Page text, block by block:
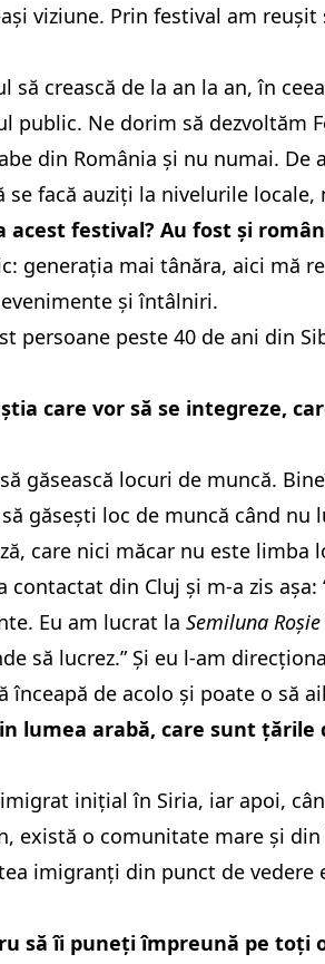
viziune. Prin festival am
să crească de la an la an, în
public. Ne dorim să dezvoltăm
din România și nu numai. De
facă auziți la nivelurile
acest festival? Au fost și
generația mai tânăra, aici mă
și întâlniri.
persoane peste 40 de ani din
care vor să se integreze,
găsească locuri de muncă.
găsești loc de muncă când
care nici măcar nu este limba
din Cluj și m-a zis
Eu am lucrat la Semiluna Roșie
să lucrez.” Și eu l-am
înceapă de acolo și poate o să
lumea arabă, care sunt țările
inițial în Siria, iar apoi,
există o comunitate mare și
imigranți din punct de vedere
să îi puneți împreună pe toți